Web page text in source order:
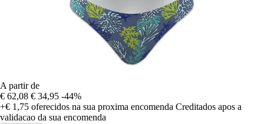
A partir de
€ 62,08 € 34,95 -44%
+€ 1,75 oferecidos na sua proxima encomenda Creditados apos a
validacao da sua encomenda